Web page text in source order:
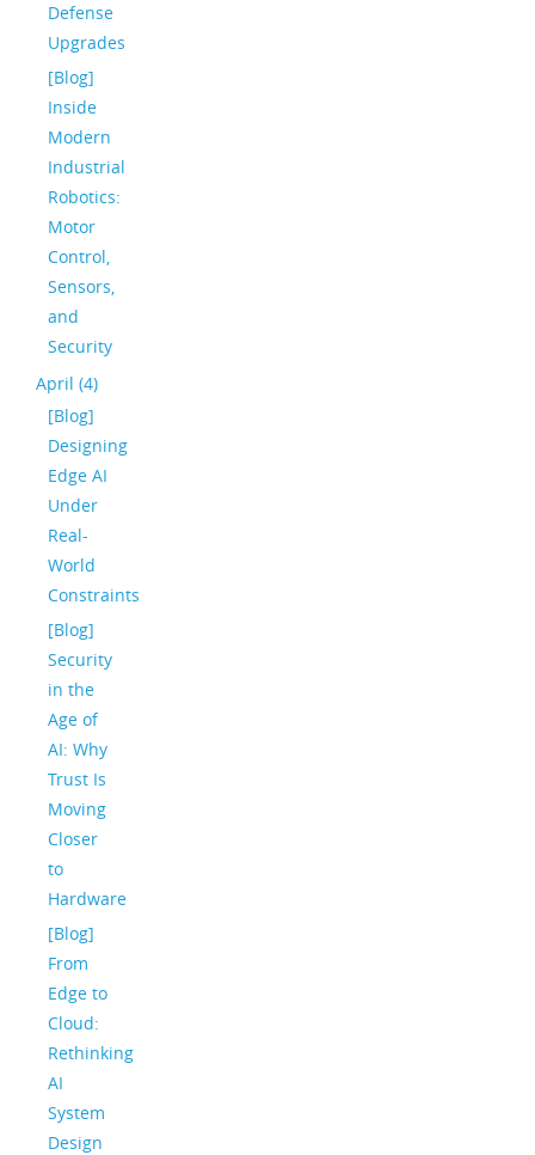
Defense
Upgrades
[Blog]
Inside
Modern
Industrial
Robotics:
Motor
Control,
Sensors,
and
Security
April (4)
[Blog]
Designing
Edge AI
Under
Real-
World
Constraints
[Blog]
Security
in the
Age of
AI: Why
Trust Is
Moving
Closer
to
Hardware
[Blog]
From
Edge to
Cloud:
Rethinking
AI
System
Design